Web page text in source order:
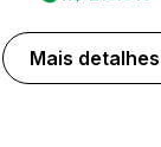
Mais detalhes